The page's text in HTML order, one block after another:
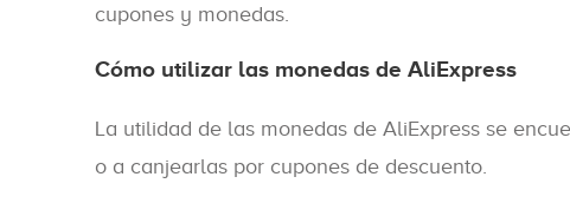
cupones y monedas.
Cómo utilizar las monedas de AliExpress
La utilidad de las monedas de AliExpress se
o a canjearlas por cupones de descuento.